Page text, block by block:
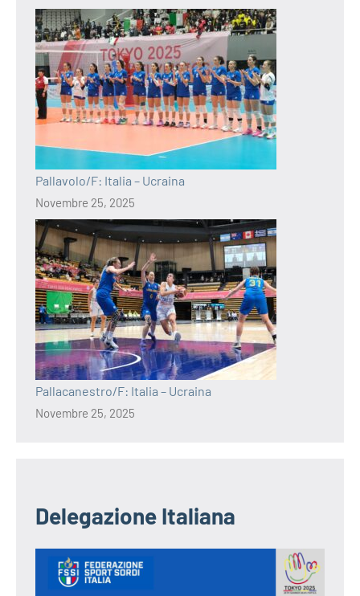
Pallavolo/F: Italia – Ucraina
Novembre 25, 2025
Pallacanestro/F: Italia – Ucraina
Novembre 25, 2025
Delegazione Italiana